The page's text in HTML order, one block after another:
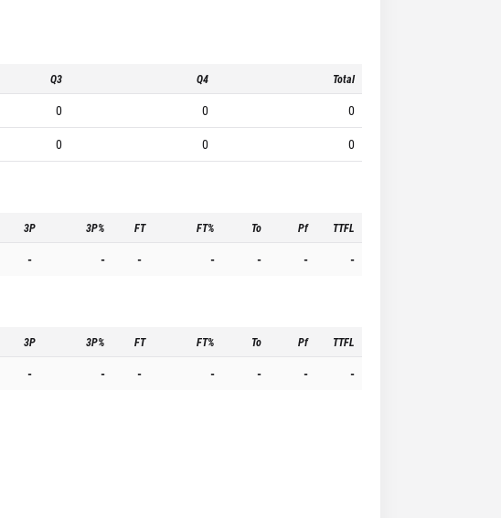
Q3 Q4 Total
0 0
0
0 0 0
3P 3P% FT FT% To Pf TTFL
- - - - - - -
3P 3P% FT FT% To Pf TTFL
- - - - - - -